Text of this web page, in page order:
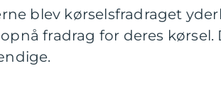
blev kørselsfradraget
fradrag for deres